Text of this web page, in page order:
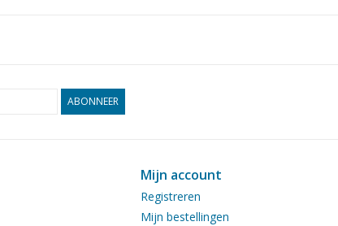
Bijzonderheden
blz)
ABONNEER
Mijn account
Registreren
Mijn bestellingen